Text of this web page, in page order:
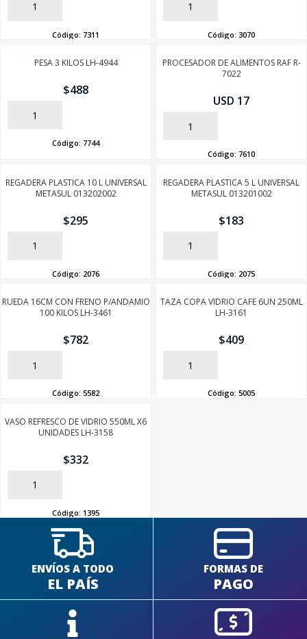
AÑADIR
Código: 7311
AÑADIR
Código: 3070
PESA 3 KILOS LH-4944
$488
AÑADIR
Código: 7744
PROCESADOR DE ALIMENTOS RAF R-
7022
USD 17
AÑADIR
Código: 7610
REGADERA PLASTICA 10 L UNIVERSAL
METASUL 013202002
$295
AÑADIR
Código: 2076
REGADERA PLASTICA 5 L UNIVERSAL
METASUL 013201002
$183
AÑADIR
Código: 2075
RUEDA 16CM CON FRENO P/ANDAMIO
100 KILOS LH-3461
$782
AÑADIR
Código: 5582
TAZA COPA VIDRIO CAFE 6UN 250ML
LH-3161
$409
AÑADIR
Código: 5005
VASO REFRESCO DE VIDRIO 550ML X6
UNIDADES LH-3158
$332
AÑADIR
Código: 1395
ENVÍOS A TODO
EL PAÍS
FORMAS DE
PAGO